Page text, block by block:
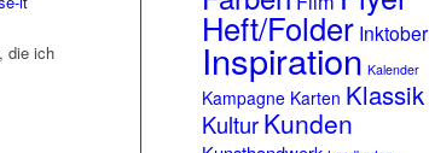
die ich
Heft/Folder Inktober
Inspiration Kalender
Kampagne Karten Klassik
KulturKunden